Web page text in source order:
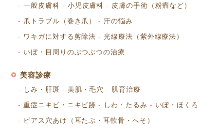
一般皮膚科 小児皮膚科 皮膚の手術（粉瘤など）
爪トラブル（巻き爪） 汗の悩み
ワキガに対する剪除法 光線療法（紫外線療法）
いぼ・目周りのぶつぶつの治療
美容診療
しみ・肝斑 美肌・毛穴 肌育治療
重症ニキビ・ニキビ跡 しわ・たるみ いぼ・ほくろ
ピアス穴あけ（耳たぶ・耳軟骨・へそ）